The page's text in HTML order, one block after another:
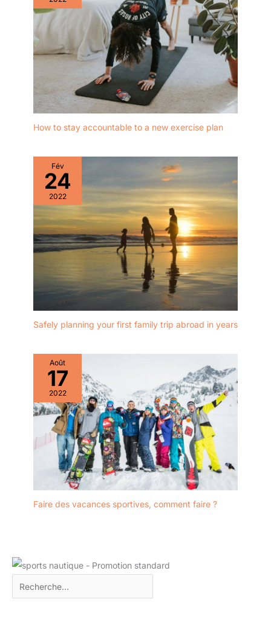
questions et
préoccupations. Nous
garantissons un service
fiable et offrons une
garantie d'un an pour les
moteurs, les batteries et
les contrôleurs. Votre
satisfaction totale est
notre priorité.
How to stay accountable to a new exercise plan
Fév
24
2022
Safely planning your first family trip abroad in years
Août
17
2022
Faire des vacances sportives, comment faire ?